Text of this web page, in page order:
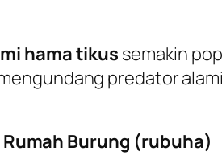
hama tikus semakin
predator
Burung (rubuha)